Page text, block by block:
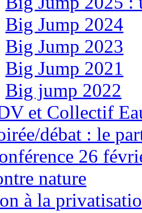
Big Jump 2024
Big Jump 2023
Big Jump 2021
Big jump 2022
et Collectif
débat : le
26
nature
à la